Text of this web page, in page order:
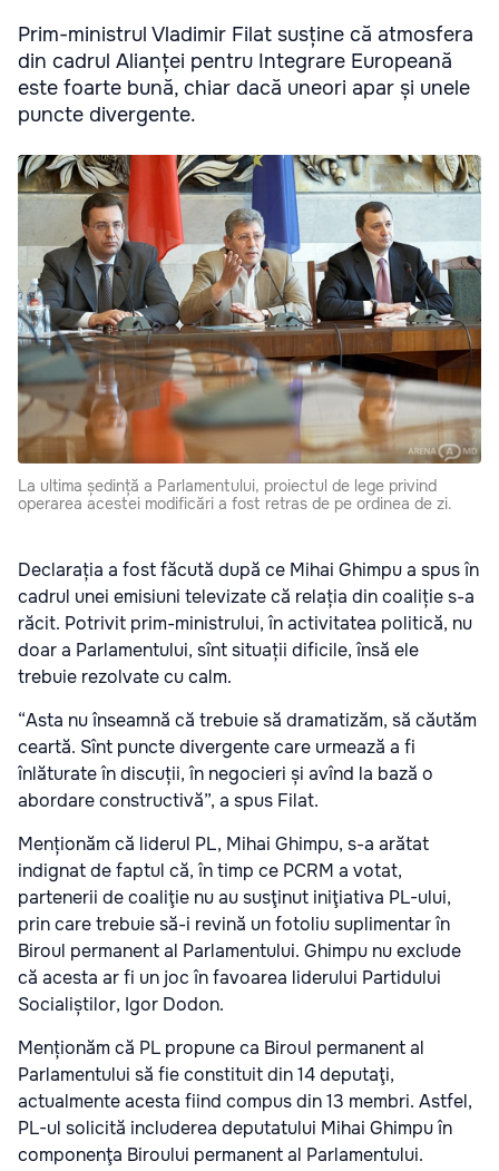
Prim-ministrul Vladimir Filat susține că atmosfera
din cadrul Alianței pentru Integrare Europeană
este foarte bună, chiar dacă uneori apar și unele
puncte divergente.
La ultima ședință a Parlamentului, proiectul de lege privind
operarea acestei modificări a fost retras de pe ordinea de zi.
Declarația a fost făcută după ce Mihai Ghimpu a spus în
cadrul unei emisiuni televizate că relația din coaliție s-a
răcit. Potrivit prim-ministrului, în activitatea politică, nu
doar a Parlamentului, sînt situații dificile, însă ele
trebuie rezolvate cu calm.
“Asta nu înseamnă că trebuie să dramatizăm, să căutăm
ceartă. Sînt puncte divergente care urmează a fi
înlăturate în discuții, în negocieri și avînd la bază o
abordare constructivă”, a spus Filat.
Menționăm că liderul PL, Mihai Ghimpu, s-a arătat
indignat de faptul că, în timp ce PCRM a votat,
partenerii de coaliţie nu au susţinut iniţiativa PL-ului,
prin care trebuie să-i revină un fotoliu suplimentar în
Biroul permanent al Parlamentului. Ghimpu nu exclude
că acesta ar fi un joc în favoarea liderului Partidului
Socialiștilor, Igor Dodon.
Menționăm că PL propune ca Biroul permanent al
Parlamentului să fie constituit din 14 deputaţi,
actualmente acesta fiind compus din 13 membri. Astfel,
PL-ul solicită includerea deputatului Mihai Ghimpu în
componenţa Biroului permanent al Parlamentului.